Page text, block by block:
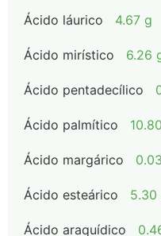
Ácido láurico 4.67 g
Ácido mirístico 6.26
Ácido pentadecílico
Ácido palmítico
Ácido margárico
Ácido esteárico 5.30
Ácido araquídico